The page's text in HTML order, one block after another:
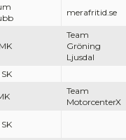
merafritid.se
Team
Gröning
Ljusdal
Team
MotorcenterX